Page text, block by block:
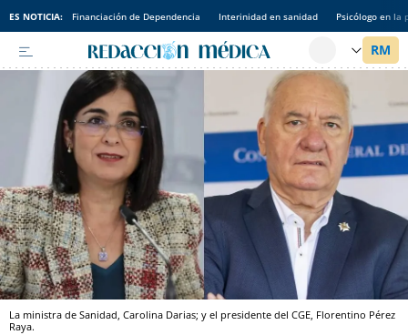
ES NOTICIA: Financiación de Dependencia Interinidad en sanidad Psicólogo en la
La ministra de Sanidad, Carolina Darias; y el presidente del CGE, Florentino Pérez
Raya.